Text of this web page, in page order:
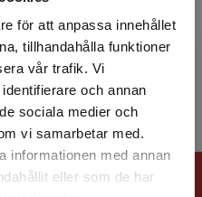
för att anpassa innehållet
tillhandahålla funktioner
vår trafik. Vi
och annan
sociala medier och
vi samarbetar med.
informationen med annan
eller som de har
i psykologi vid
har bland annat
Institutet. Han är i